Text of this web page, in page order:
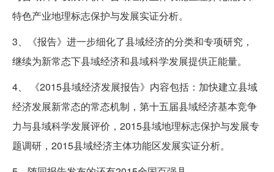
特色产业地理标志保护与发展实证分析。
3、《报告》进一步细化了县域经济的分类和专项研究，
继续为新常态下县域经济和县域科学发展提供正能量。
4、 《2015县域经济发展报告》内容包括：加快建立县域
经济发展新常态的常态机制，第十五届县域经济基本竞争
力与县域科学发展评价，2015县域地理标志保护与发展专
题调研，2015县域经济主体功能区发展实证分析。